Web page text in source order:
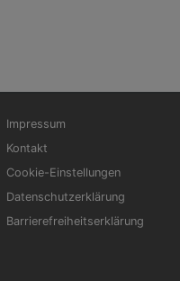
Fußbereichsmenü
Impressum
Kontakt
Cookie-Einstellungen
Datenschutzerklärung
Barrierefreiheitserklärung